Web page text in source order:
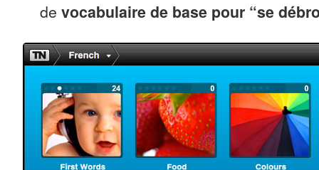
de vocabulaire de base pour “se